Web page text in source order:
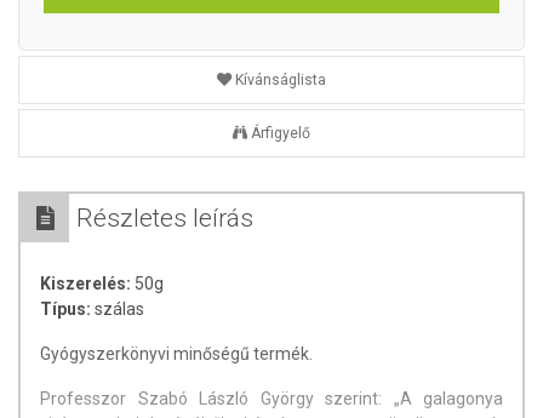
Kívánságlista
Árfigyelő
Részletes leírás
Kiszerelés: 50g
Típus: szálas
Gyógyszerkönyvi minőségű termék.
Professzor Szabó László György szerint: „A galagonya